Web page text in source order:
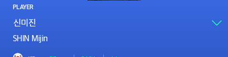
PLAYER
SHIN Mijin